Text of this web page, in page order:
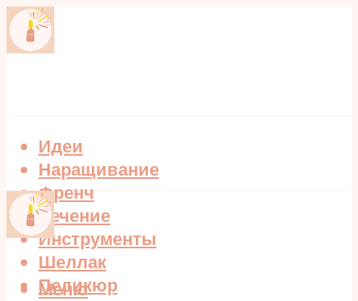
Идеи
Наращивание
Френч
Лечение
Инструменты
Шеллак
Педикюр
Меню